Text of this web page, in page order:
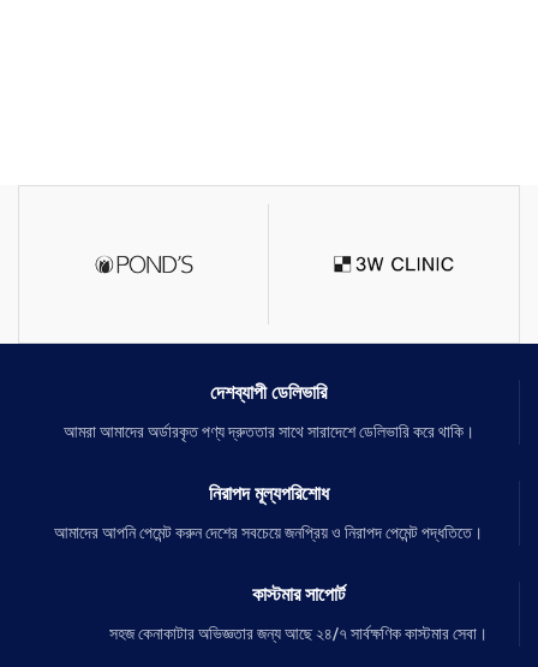
দেশব্যাপী ডেলিভারি
আমরা আমাদের অর্ডারকৃত পণ্য দ্রুততার সাথে সারাদেশে ডেলিভারি করে থাকি।
নিরাপদ মূল্যপরিশোধ
আমাদের আপনি পেমেন্ট করুন দেশের সবচেয়ে জনপ্রিয় ও নিরাপদ পেমেন্ট পদ্ধতিতে।
কাস্টমার সাপোর্ট
সহজ কেনাকাটার অভিজ্ঞতার জন্য আছে ২৪/৭ সার্বক্ষণিক কাস্টমার সেবা।